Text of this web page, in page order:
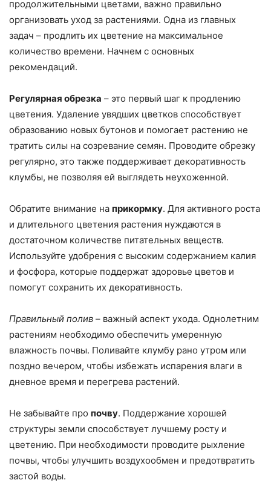
продолжительными цветами, важно правильно
организовать уход за растениями. Одна из главных
задач – продлить их цветение на максимальное
количество времени. Начнем с основных
рекомендаций.
Регулярная обрезка – это первый шаг к продлению
цветения. Удаление увядших цветков способствует
образованию новых бутонов и помогает растению не
тратить силы на созревание семян. Проводите обрезку
регулярно, это также поддерживает декоративность
клумбы, не позволяя ей выглядеть неухоженной.
Обратите внимание на прикормку. Для активного роста
и длительного цветения растения нуждаются в
достаточном количестве питательных веществ.
Используйте удобрения с высоким содержанием калия
и фосфора, которые поддержат здоровье цветов и
помогут сохранить их декоративность.
Правильный полив – важный аспект ухода. Однолетним
растениям необходимо обеспечить умеренную
влажность почвы. Поливайте клумбу рано утром или
поздно вечером, чтобы избежать испарения влаги в
дневное время и перегрева растений.
Не забывайте про почву. Поддержание хорошей
структуры земли способствует лучшему росту и
цветению. При необходимости проводите рыхление
почвы, чтобы улучшить воздухообмен и предотвратить
застой воды.